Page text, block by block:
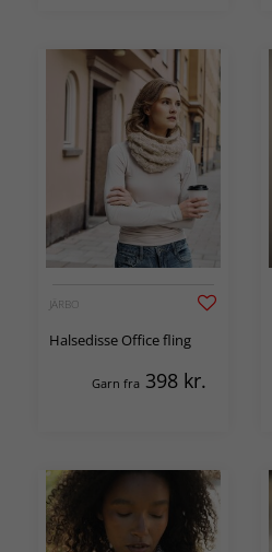
JÄRBO
Halsedisse Office fling
Garn fra 398 kr.